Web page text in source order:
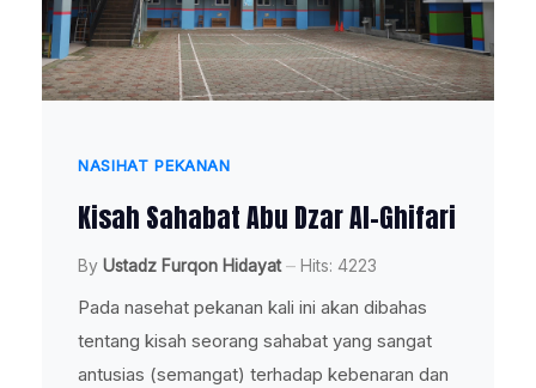
NASIHAT PEKANAN
Kisah Sahabat Abu Dzar Al-Ghifari
By Ustadz Furqon Hidayat Hits: 4223
Pada nasehat pekanan kali ini akan dibahas
tentang kisah seorang sahabat yang sangat
antusias (semangat) terhadap kebenaran dan